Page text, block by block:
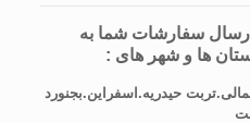
ارسال سفارشات شما به
ها و شهر های :
حیدریه.اسفراین.بجنورد